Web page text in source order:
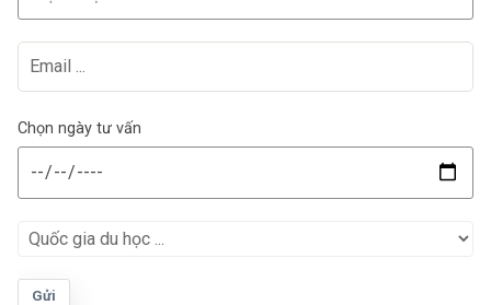
Chọn ngày tư vấn
Gửi